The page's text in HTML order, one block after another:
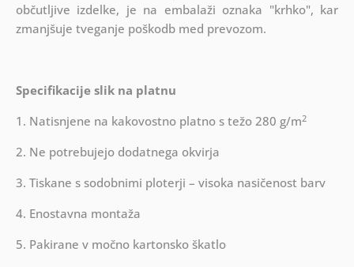
občutljive izdelke, je na embalaži oznaka "krhko", kar
zmanjšuje tveganje poškodb med prevozom.
Specifikacije slik na platnu
1. Natisnjene na kakovostno platno s težo 280 g/m2
2. Ne potrebujejo dodatnega okvirja
3. Tiskane s sodobnimi ploterji – visoka nasičenost barv
4. Enostavna montaža
5. Pakirane v močno kartonsko škatlo